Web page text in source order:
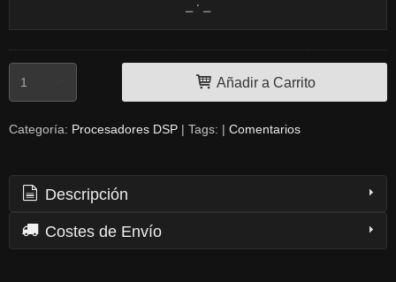
Añadir a Carrito
Categoría: Procesadores DSP | Tags: | Comentarios
Descripción
Costes de Envío